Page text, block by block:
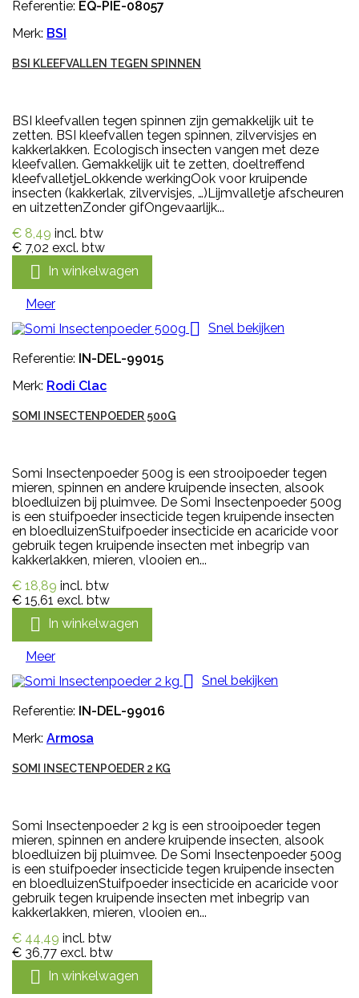
Referentie: EQ-PIE-08057
Merk: BSI
BSI KLEEFVALLEN TEGEN SPINNEN
BSI kleefvallen tegen spinnen zijn gemakkelijk uit te
zetten. BSI kleefvallen tegen spinnen, zilvervisjes en
kakkerlakken. Ecologisch insecten vangen met deze
kleefvallen. Gemakkelijk uit te zetten, doeltreffend
kleefvalletjeLokkende werkingOok voor kruipende
insecten (kakkerlak, zilvervisjes, …)Lijmvalletje afscheuren
en uitzettenZonder gifOngevaarlijk...
€ 8,49 incl. btw
€ 7,02 excl. btw
 In winkelwagen
Meer
 Snel bekijken
Referentie: IN-DEL-99015
Merk: Rodi Clac
SOMI INSECTENPOEDER 500G
Somi Insectenpoeder 500g is een strooipoeder tegen
mieren, spinnen en andere kruipende insecten, alsook
bloedluizen bij pluimvee. De Somi Insectenpoeder 500g
is een stuifpoeder insecticide tegen kruipende insecten
en bloedluizenStuifpoeder insecticide en acaricide voor
gebruik tegen kruipende insecten met inbegrip van
kakkerlakken, mieren, vlooien en...
€ 18,89 incl. btw
€ 15,61 excl. btw
 In winkelwagen
Meer
 Snel bekijken
Referentie: IN-DEL-99016
Merk: Armosa
SOMI INSECTENPOEDER 2 KG
Somi Insectenpoeder 2 kg is een strooipoeder tegen
mieren, spinnen en andere kruipende insecten, alsook
bloedluizen bij pluimvee. De Somi Insectenpoeder 500g
is een stuifpoeder insecticide tegen kruipende insecten
en bloedluizenStuifpoeder insecticide en acaricide voor
gebruik tegen kruipende insecten met inbegrip van
kakkerlakken, mieren, vlooien en...
€ 44,49 incl. btw
€ 36,77 excl. btw
 In winkelwagen